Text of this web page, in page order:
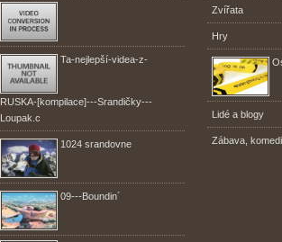
Ta-nejlepší-videa-z-
RUSKA-[kompilace]---Srandičky---
Loupak.c
1024 srandovne
09---Boundin´
Zvířata
Hry
Lidé a blogy
Zábava,